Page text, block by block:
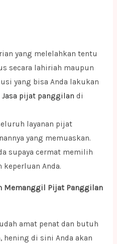
yang melelahkan tentu
secara lahiriah maupun
yang bisa Anda lakukan
Jasa pijat panggilan di
layanan pijat
yang memuaskan.
supaya cermat memilih
keperluan Anda.
Memanggil Pijat Panggilan
amat penat dan butuh
hening di sini Anda akan